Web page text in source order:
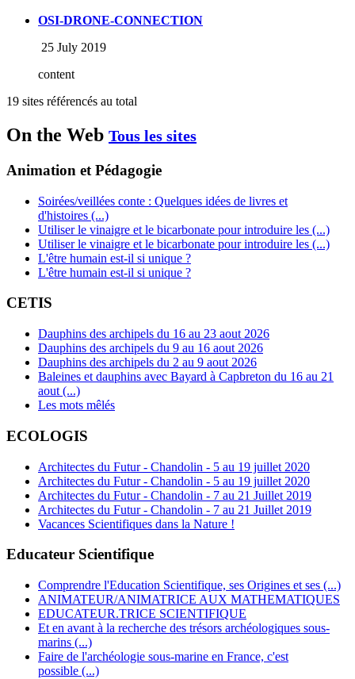
OSI-DRONE-CONNECTION
25 July 2019
content
19 sites référencés au total
On the Web Tous les sites
Animation et Pédagogie
Soirées/veillées conte : Quelques idées de livres et
d'histoires (...)
Utiliser le vinaigre et le bicarbonate pour introduire les (...)
Utiliser le vinaigre et le bicarbonate pour introduire les (...)
L'être humain est-il si unique ?
L'être humain est-il si unique ?
CETIS
Dauphins des archipels du 16 au 23 aout 2026
Dauphins des archipels du 9 au 16 aout 2026
Dauphins des archipels du 2 au 9 aout 2026
Baleines et dauphins avec Bayard à Capbreton du 16 au 21
aout (...)
Les mots mêlés
ECOLOGIS
Architectes du Futur - Chandolin - 5 au 19 juillet 2020
Architectes du Futur - Chandolin - 5 au 19 juillet 2020
Architectes du Futur - Chandolin - 7 au 21 Juillet 2019
Architectes du Futur - Chandolin - 7 au 21 Juillet 2019
Vacances Scientifiques dans la Nature !
Educateur Scientifique
Comprendre l'Education Scientifique, ses Origines et ses (...)
ANIMATEUR/ANIMATRICE AUX MATHEMATIQUES
EDUCATEUR.TRICE SCIENTIFIQUE
Et en avant à la recherche des trésors archéologiques sous-
marins (...)
Faire de l'archéologie sous-marine en France, c'est
possible (...)